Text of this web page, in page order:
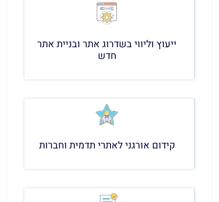
ייעוץ וליווי בשדרוג אתר ובניית אתר
חדש
קידום אורגני לאתרי תדמית וחברות